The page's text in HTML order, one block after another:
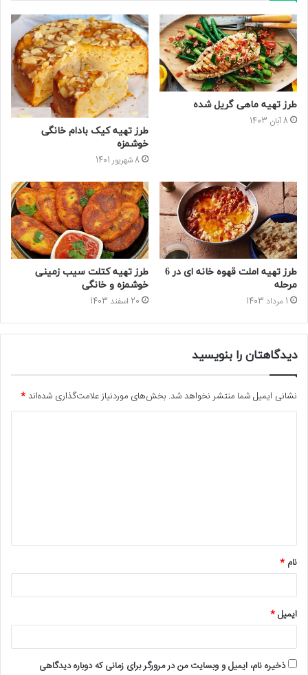
طرز تهیه ماهی گریل شده
8 آبان 1403
طرز تهیه کیک بادام خانگی
خوشمزه
8 شهریور 1401
طرز تهیه املت قهوه خانه ای در 6
مرحله
1 مرداد 1403
طرز تهیه کتلت سیب زمینی
خوشمزه و خانگی
20 اسفند 1403
دیدگاهتان را بنویسید
نشانی ایمیل شما منتشر نخواهد شد. بخش‌های موردنیاز علامت‌گذاری شده‌اند*
*
نام *
ایمیل*
ذخیره نام، ایمیل و وبسایت من در مرورگر برای زمانی که دوباره دیدگاهی